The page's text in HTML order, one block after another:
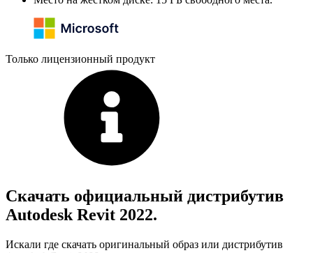
Только лицензионный продукт
Скачать официальный дистрибутив
Autodesk Revit 2022.
Искали где скачать оригинальный образ или дистрибутив